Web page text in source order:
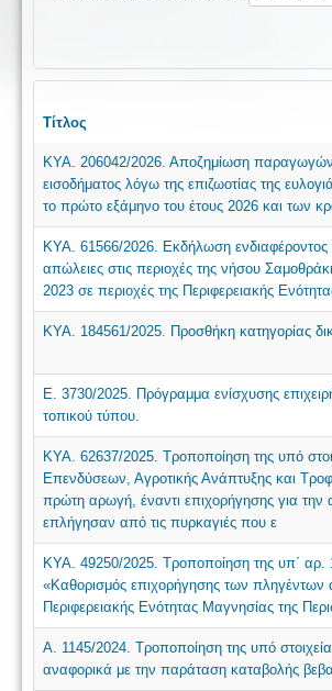
Τίτλος
ΚΥΑ. 206042/2026. Αποζημίωση παραγωγών
εισοδήματος λόγω της επιζωοτίας της
το πρώτο εξάμηνο του έτους 2026 και των
ΚΥΑ. 61566/2026. Εκδήλωση ενδιαφέροντος
απώλειες στις περιοχές της νήσου
2023 σε περιοχές της Περιφερειακής
ΚΥΑ. 184561/2025. Προσθήκη κατηγορίας
Ε. 3730/2025. Πρόγραμμα ενίσχυσης
τοπικού τύπου.
ΚΥΑ. 62637/2025. Τροποποίηση της υπό
Επενδύσεων, Αγροτικής Ανάπτυξης και
πρώτη αρωγή, έναντι επιχορήγησης για την
επλήγησαν από τις πυρκαγιές που ε
ΚΥΑ. 49250/2025. Τροποποίηση της υπ΄ αρ.
«Καθορισμός επιχορήγησης των
Περιφερειακής Ενότητας Μαγνησίας της
Α. 1145/2024. Τροποποίηση της υπό
αναφορικά με την παράταση καταβολής